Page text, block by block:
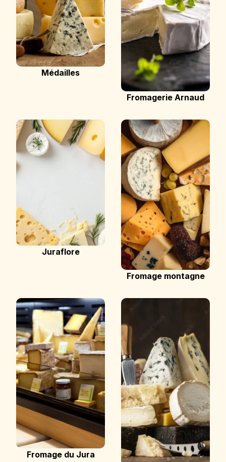
Médailles
Fromagerie Arnaud
Juraflore
Fromage montagne
Fromage du Jura